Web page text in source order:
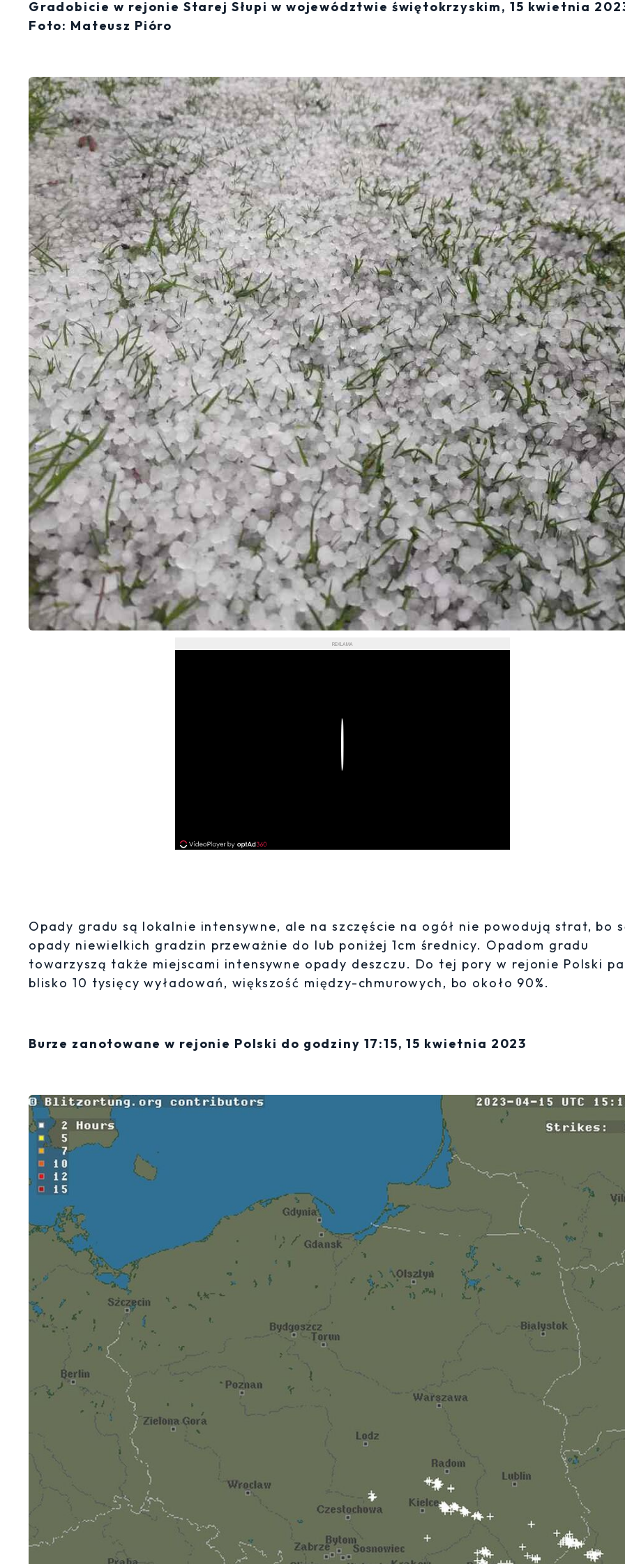
Gradobicie w rejonie Starej Słupi w województwie świętokrzyskim, 15 kwietnia
Foto: Mateusz Pióro
REKLAMA
Opady gradu są lokalnie intensywne, ale na szczęście na ogół nie powodują strat, bo
opady niewielkich gradzin przeważnie do lub poniżej 1cm średnicy. Opadom gradu
towarzyszą także miejscami intensywne opady deszczu. Do tej pory w rejonie Polski
blisko 10 tysięcy wyładowań, większość między-chmurowych, bo około 90%.
Burze zanotowane w rejonie Polski do godziny 17:15, 15 kwietnia 2023